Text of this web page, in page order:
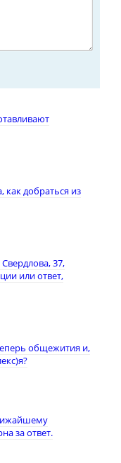
как добраться из
37,
или ответ,
общежития и,
за ответ.